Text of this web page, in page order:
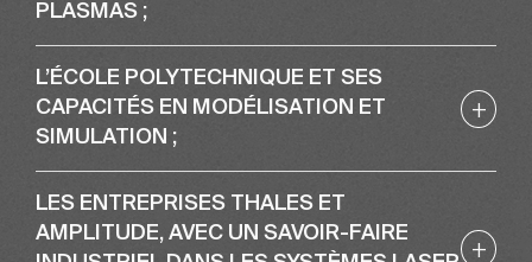
PLASMAS ;
L’ÉCOLE POLYTECHNIQUE ET SES
CAPACITÉS EN MODÉLISATION ET
SIMULATION ;
+
LES ENTREPRISES THALES ET
AMPLITUDE, AVEC UN SAVOIR-FAIRE
+